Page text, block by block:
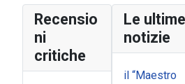
Recensio
ni
critiche
Le ultime
notizie
il “Maestro